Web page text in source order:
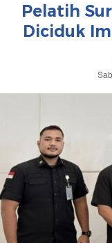
Pelatih
Diciduk